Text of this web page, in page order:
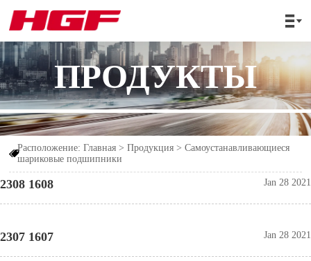

ПРОДУКТЫ

Расположение:Главная >Продукция >Cамоустанавливающиеся
шариковые подшипники
2308 1608 Jan 28 2021
2307 1607 Jan 28 2021